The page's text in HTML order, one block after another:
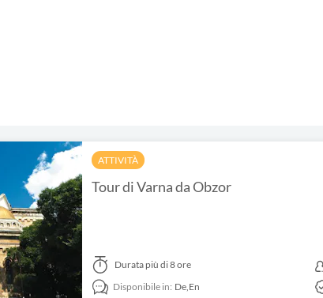
ATTIVITÀ
Tour di Varna da Obzor
Durata più di 8 ore
Disponibile in: De,En